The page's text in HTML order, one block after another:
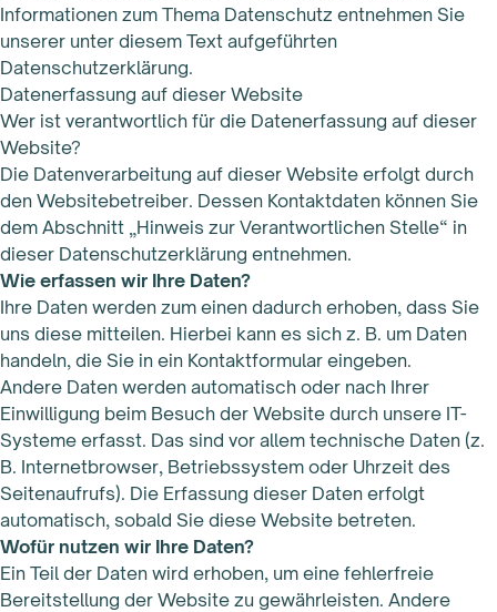
Informationen zum Thema Datenschutz entnehmen Sie
unserer unter diesem Text aufgeführten
Datenschutzerklärung.
Datenerfassung auf dieser Website
Wer ist verantwortlich für die Datenerfassung auf dieser
Website?
Die Datenverarbeitung auf dieser Website erfolgt durch
den Websitebetreiber. Dessen Kontaktdaten können Sie
dem Abschnitt „Hinweis zur Verantwortlichen Stelle“ in
dieser Datenschutzerklärung entnehmen.
Wie erfassen wir Ihre Daten?
Ihre Daten werden zum einen dadurch erhoben, dass Sie
uns diese mitteilen. Hierbei kann es sich z. B. um Daten
handeln, die Sie in ein Kontaktformular eingeben.
Andere Daten werden automatisch oder nach Ihrer
Einwilligung beim Besuch der Website durch unsere IT-
Systeme erfasst. Das sind vor allem technische Daten (z.
B. Internetbrowser, Betriebssystem oder Uhrzeit des
Seitenaufrufs). Die Erfassung dieser Daten erfolgt
automatisch, sobald Sie diese Website betreten.
Wofür nutzen wir Ihre Daten?
Ein Teil der Daten wird erhoben, um eine fehlerfreie
Bereitstellung der Website zu gewährleisten. Andere